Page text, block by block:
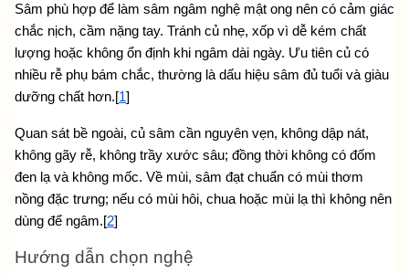
Sâm phù hợp để làm sâm ngâm nghệ mật ong nên có cảm giác
chắc nịch, cầm nặng tay. Tránh củ nhẹ, xốp vì dễ kém chất
lượng hoặc không ổn định khi ngâm dài ngày. Ưu tiên củ có
nhiều rễ phụ bám chắc, thường là dấu hiệu sâm đủ tuổi và giàu
dưỡng chất hơn.[1]
Quan sát bề ngoài, củ sâm cần nguyên vẹn, không dập nát,
không gãy rễ, không trầy xước sâu; đồng thời không có đốm
đen lạ và không mốc. Về mùi, sâm đạt chuẩn có mùi thơm
nồng đặc trưng; nếu có mùi hôi, chua hoặc mùi lạ thì không nên
dùng để ngâm.[2]
Hướng dẫn chọn nghệ